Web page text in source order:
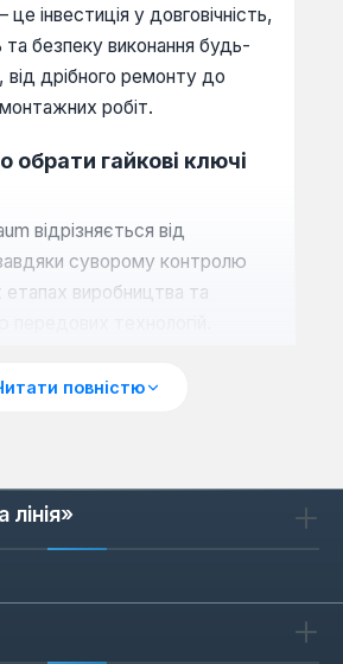
це інвестиція у довговічність,
та безпеку виконання будь-
від дрібного ремонту до
робіт.
обрати гайкові ключі
відрізняється від
суворому контролю
етапах виробництва та
майстрів, забезпечуючи
матеріали:
хромованадієвої сталі, ключі
до деформації та
повністю